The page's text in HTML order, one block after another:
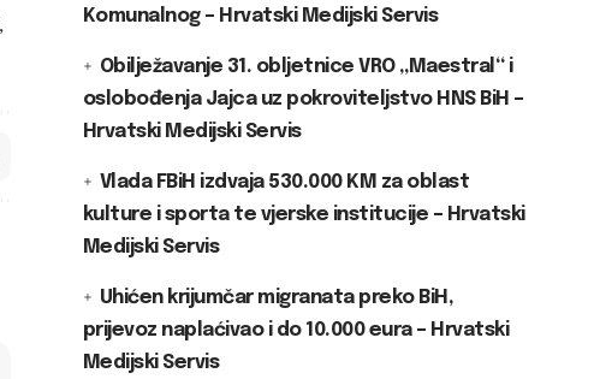
Komunalnog – Hrvatski Medijski Servis
Obilježavanje 31. obljetnice VRO „Maestral“ i
oslobođenja Jajca uz pokroviteljstvo HNS BiH –
Hrvatski Medijski Servis
Vlada FBiH izdvaja 530.000 KM za oblast
kulture i sporta te vjerske institucije – Hrvatski
Medijski Servis
Uhićen krijumčar migranata preko BiH,
prijevoz naplaćivao i do 10.000 eura – Hrvatski
Medijski Servis